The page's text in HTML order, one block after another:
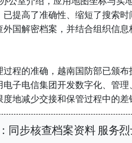
提高了准确性、缩短了搜索时
国解密档案，并结合组织信
程的准确，越南国防部已颁
子电信集团开发数字化、管
地减少交接和保管过程中的差
同步核查档案资料 服务